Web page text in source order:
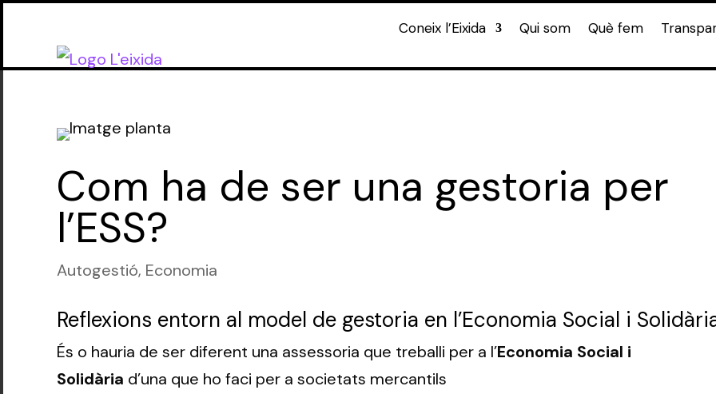
Coneix l’Eixida Qui som Què fem
Com ha de ser una gestoria per
l’ESS?
Autogestió, Economia
Reflexions entorn al model de gestoria en l’Economia Social i
És o hauria de ser diferent una assessoria que treballi per a l’Economia Social i
Solidària d’una que ho faci per a societats mercantils